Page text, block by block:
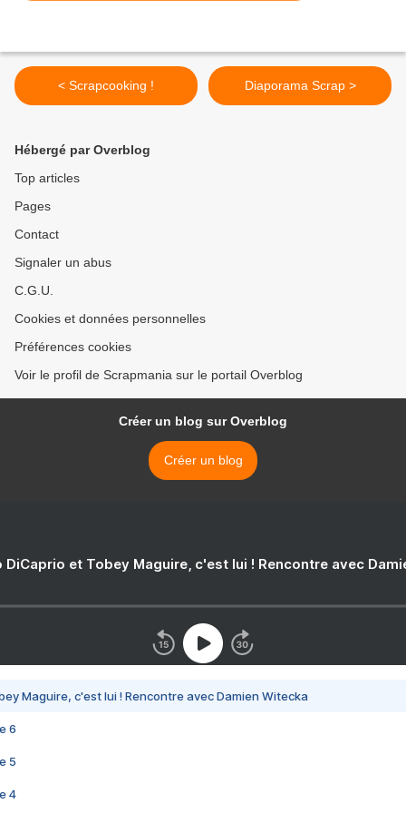
< Scrapcooking ! Diaporama Scrap >
Hébergé par Overblog
Top articles
Pages
Contact
Signaler un abus
C.G.U.
Cookies et données personnelles
Préférences cookies
Voir le profil de Scrapmania sur le portail Overblog
Créer un blog sur Overblog
Créer un blog
DiCaprio et Tobey Maguire, c'est lui ! Rencontre avec
Maguire, c'est lui ! Rencontre avec Damien Witecka
6
5
4